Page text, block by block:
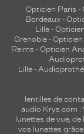
Opticien Paris -
Bordeaux-
Lille -
Grenoble - Opticien
Reims - Opticien
Lille-
lentilles de
audio Krys.com :
lunettes de vue, de
vos lunettes